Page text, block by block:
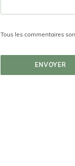
Tous les commentaires
ENVOYER